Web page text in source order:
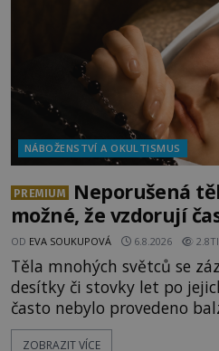
NÁBOŽENSTVÍ A OKULTISMUS
PREMIUM
Neporušená
možné, že vzdorují
OD EVA SOUKUPOVÁ 6.8.2026
Těla mnohých světců se
desítky či stovky let po
často nebylo provedeno
pokusy o konzervaci.
ZOBRAZIT VÍCE